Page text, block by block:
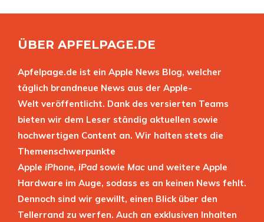
ÜBER APFELPAGE.DE
Apfelpage.de ist ein Apple News Blog, welcher
täglich brandneue News aus der Apple-
Welt veröffentlicht. Dank des versierten Teams
bieten wir dem Leser ständig aktuellen sowie
hochwertigen Content an. Wir halten stets die
Themenschwerpunkte
Apple iPhone, iPad sowie Mac und weitere Apple
Hardware im Auge, sodass es an keinen News fehlt.
Dennoch sind wir gewillt, einen Blick über den
Tellerrand zu werfen. Auch an exklusiven Inhalten